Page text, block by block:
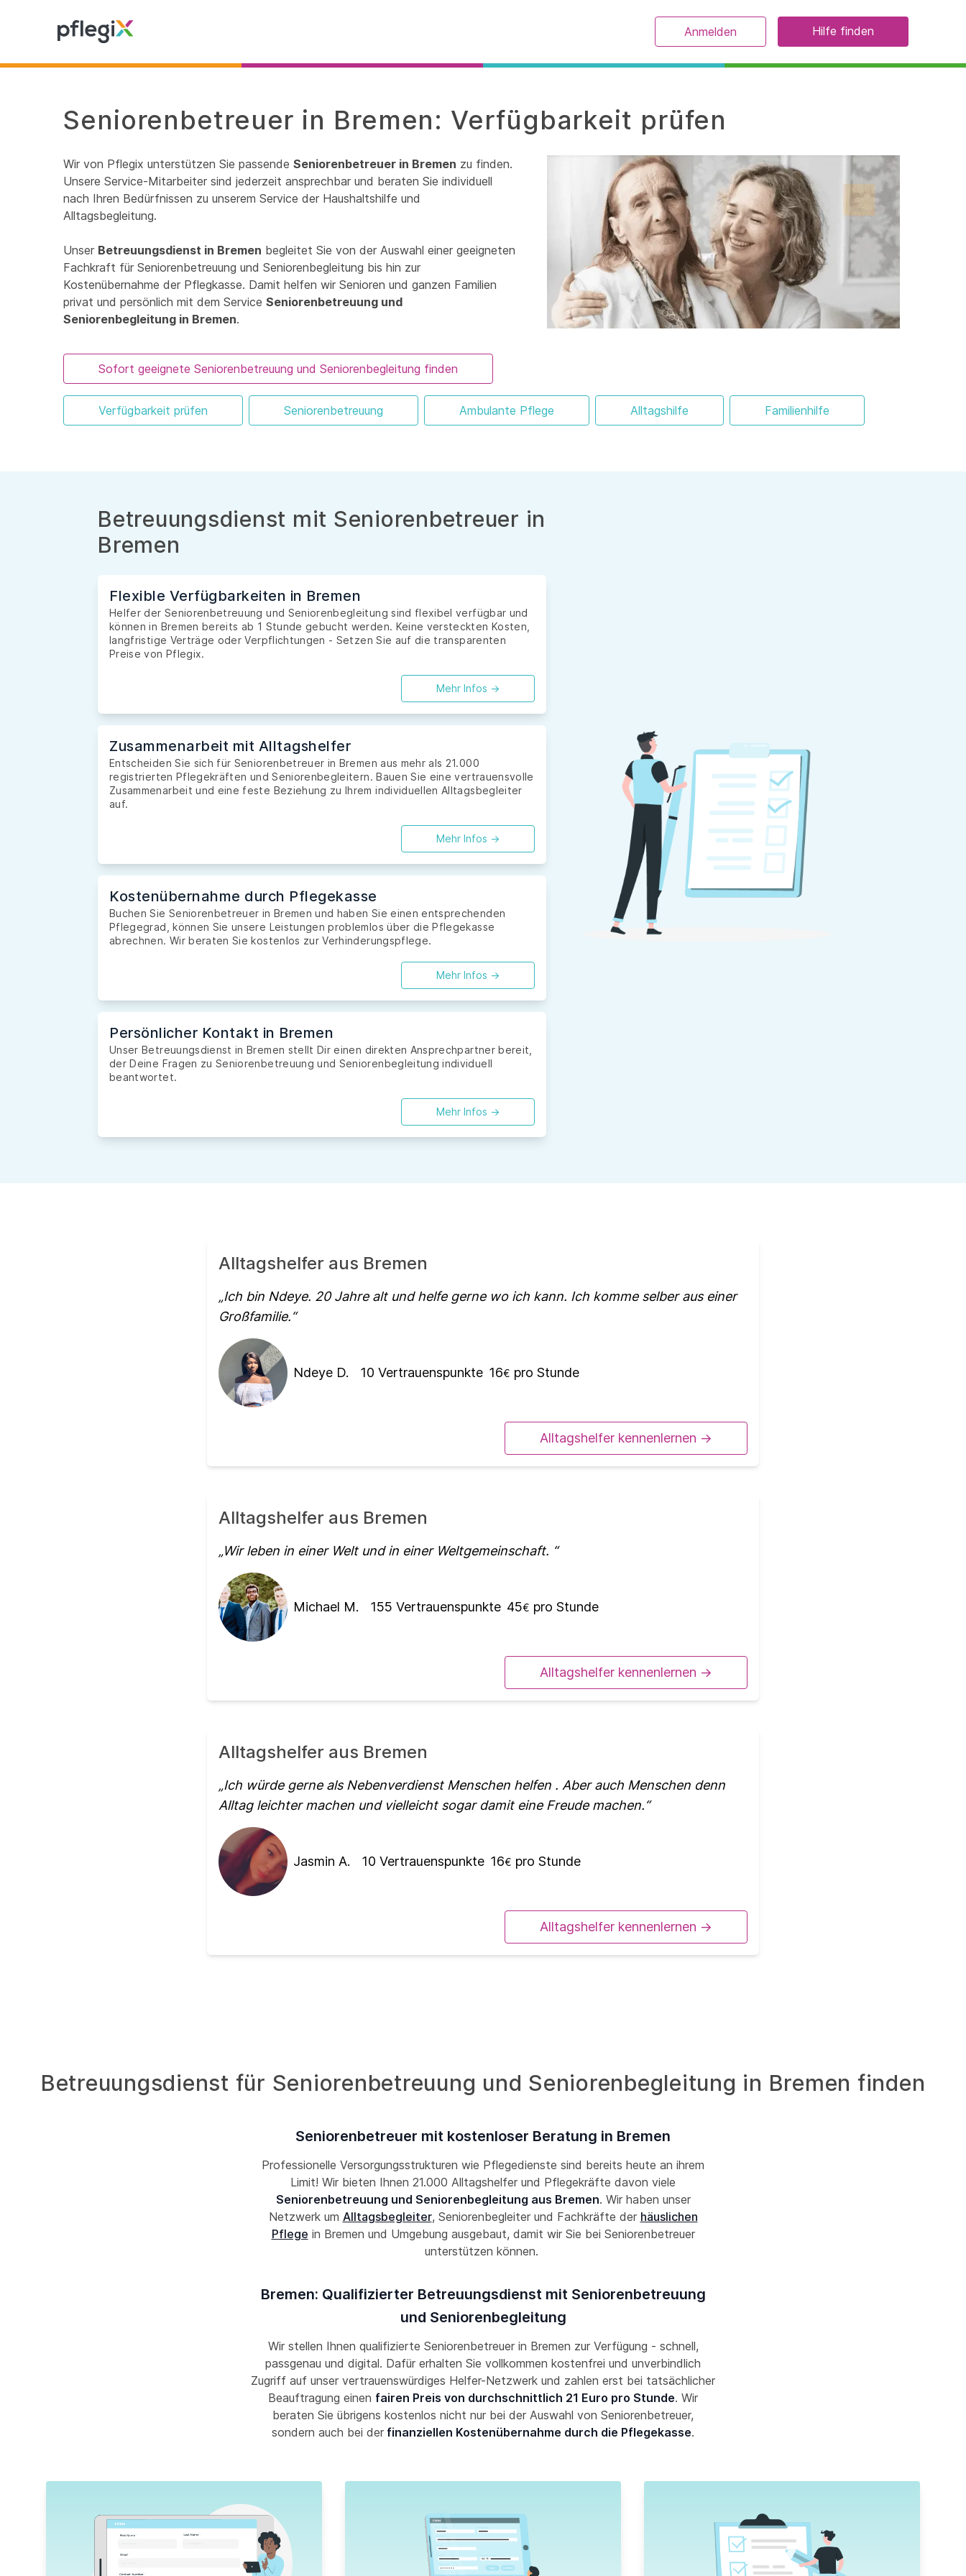
Anmelden Hilfe finden
Seniorenbetreuer in Bremen: Verfügbarkeit prüfen
Wir von Pflegix unterstützen Sie passende Seniorenbetreuer in Bremen zu finden.
Unsere Service-Mitarbeiter sind jederzeit ansprechbar und beraten Sie individuell
nach Ihren Bedürfnissen zu unserem Service der Haushaltshilfe und
Alltagsbegleitung.
Unser Betreuungsdienst in Bremen begleitet Sie von der Auswahl einer geeigneten
Fachkraft für Seniorenbetreuung und Seniorenbegleitung bis hin zur
Kostenübernahme der Pflegkasse. Damit helfen wir Senioren und ganzen Familien
privat und persönlich mit dem Service Seniorenbetreuung und
Seniorenbegleitung in Bremen.
Sofort geeignete Seniorenbetreuung und Seniorenbegleitung finden
Verfügbarkeit prüfen Seniorenbetreuung Ambulante Pflege Alltagshilfe Familienhilfe
Betreuungsdienst mit Seniorenbetreuer in
Bremen
Flexible Verfügbarkeiten in Bremen
Helfer der Seniorenbetreuung und Seniorenbegleitung sind flexibel verfügbar und
können in Bremen bereits ab 1 Stunde gebucht werden. Keine versteckten Kosten,
langfristige Verträge oder Verpflichtungen - Setzen Sie auf die transparenten
Preise von Pflegix.
Mehr Infos ->
Zusammenarbeit mit Alltagshelfer
Entscheiden Sie sich für Seniorenbetreuer in Bremen aus mehr als 21.000
registrierten Pflegekräften und Seniorenbegleitern. Bauen Sie eine vertrauensvolle
Zusammenarbeit und eine feste Beziehung zu Ihrem individuellen Alltagsbegleiter
auf.
Mehr Infos ->
Kostenübernahme durch Pflegekasse
Buchen Sie Seniorenbetreuer in Bremen und haben Sie einen entsprechenden
Pflegegrad, können Sie unsere Leistungen problemlos über die Pflegekasse
abrechnen. Wir beraten Sie kostenlos zur Verhinderungspflege.
Mehr Infos ->
Persönlicher Kontakt in Bremen
Unser Betreuungsdienst in Bremen stellt Dir einen direkten Ansprechpartner bereit,
der Deine Fragen zu Seniorenbetreuung und Seniorenbegleitung individuell
beantwortet.
Mehr Infos ->
Alltagshelfer aus Bremen
Ich bin Ndeye. 20 Jahre alt und helfe gerne wo ich kann. Ich komme selber aus einer
Großfamilie.
Ndeye D. 10 Vertrauenspunkte 16€ pro Stunde
Alltagshelfer kennenlernen ->
Alltagshelfer aus Bremen
Wir leben in einer Welt und in einer Weltgemeinschaft.
Michael M. 155 Vertrauenspunkte 45€ pro Stunde
Alltagshelfer kennenlernen ->
Alltagshelfer aus Bremen
Ich würde gerne als Nebenverdienst Menschen helfen . Aber auch Menschen denn
Alltag leichter machen und vielleicht sogar damit eine Freude machen.
Jasmin A. 10 Vertrauenspunkte 16€ pro Stunde
Alltagshelfer kennenlernen ->
Betreuungsdienst für Seniorenbetreuung und Seniorenbegleitung in Bremen finden
Seniorenbetreuer mit kostenloser Beratung in Bremen
Professionelle Versorgungsstrukturen wie Pflegedienste sind bereits heute an ihrem
Limit! Wir bieten Ihnen 21.000 Alltagshelfer und Pflegekräfte davon viele
Seniorenbetreuung und Seniorenbegleitung aus Bremen. Wir haben unser
Netzwerk um Alltagsbegleiter, Seniorenbegleiter und Fachkräfte der häuslichen
Pflege in Bremen und Umgebung ausgebaut, damit wir Sie bei Seniorenbetreuer
unterstützen können.
Bremen: Qualifizierter Betreuungsdienst mit Seniorenbetreuung
und Seniorenbegleitung
Wir stellen Ihnen qualifizierte Seniorenbetreuer in Bremen zur Verfügung - schnell,
passgenau und digital. Dafür erhalten Sie vollkommen kostenfrei und unverbindlich
Zugriff auf unser vertrauenswürdiges Helfer-Netzwerk und zahlen erst bei tatsächlicher
Beauftragung einen fairen Preis von durchschnittlich 21 Euro pro Stunde. Wir
beraten Sie übrigens kostenlos nicht nur bei der Auswahl von Seniorenbetreuer,
sondern auch bei der finanziellen Kostenübernahme durch die Pflegekasse.